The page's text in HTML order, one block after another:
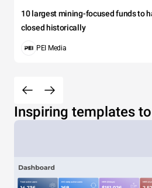
10 largest mining-focused funds to
closed historically
PEI Media
Inspiring templates